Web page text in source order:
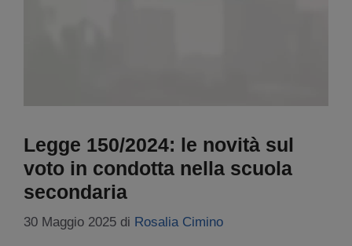
Legge 150/2024: le novità sul
voto in condotta nella scuola
secondaria
30 Maggio 2025 di Rosalia Cimino